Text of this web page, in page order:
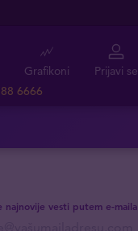
6666
Grafikoni Prijavi se
najnovije vesti putem e-maila